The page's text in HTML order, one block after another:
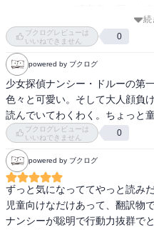
それにしても1930年に出版なの
乱歩の少年探偵団が1936年らし
ないのは表紙イラストのせいだ
読むからなのか？
いずれにせよ、古さは微塵も感
れが児童ミステリの古典として
シリーズ続編も読んでみたいと思
タイトルの古時計がいつ出てく
トプハム一家がことごとく嫌な
スカッとする。
ナンシーのシリーズが今なお続
面白いな、こういうシリーズ。
続
ブクログレビューは
いいねできません
0
powered by ブクログ
少女探偵ナンシー・ドルーの第一
色々と可愛い。そして大人顔負
読んでいてわくわく。ちょっと
ブクログレビューは
いいねできません
0
powered by ブクログ
ずっと気になっててやっと読みだ
児童向けなだけあって、翻訳物
ナンシーが聡明で行動力抜群で